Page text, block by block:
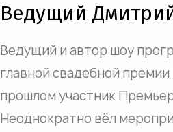
Ведущий
Ведущий и автор шоу
главной свадебной премии
прошлом участник
Неоднократно вёл